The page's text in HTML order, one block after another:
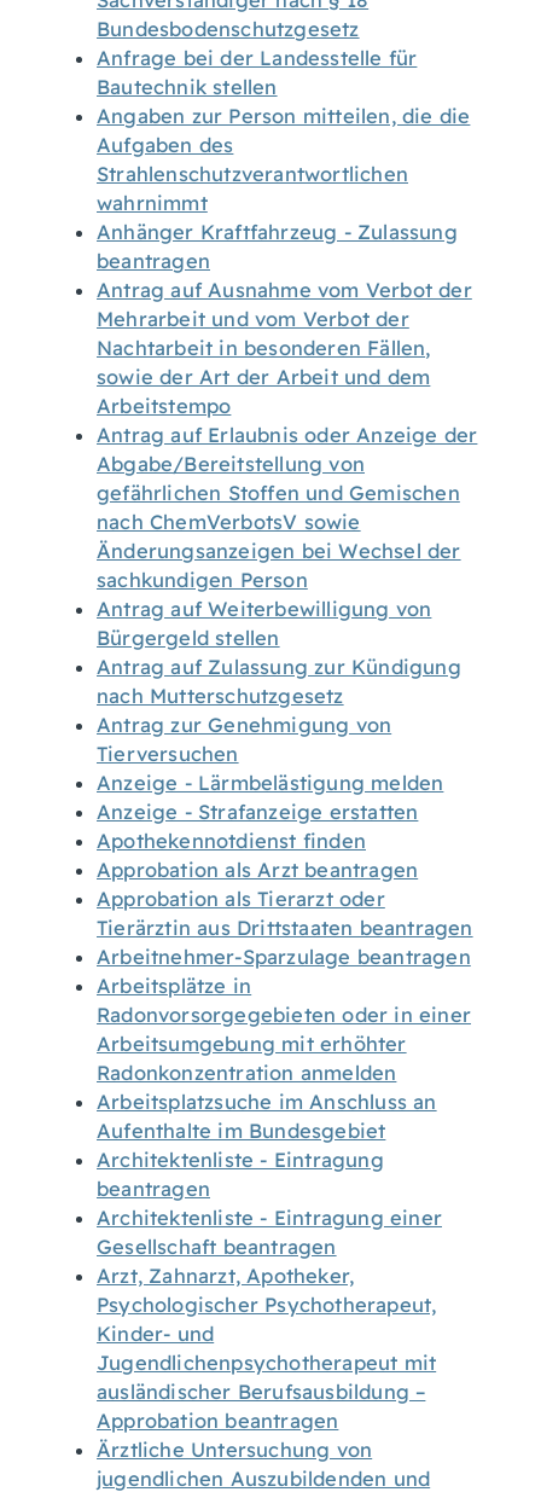
Bundesbodenschutzgesetz
Anfrage bei der Landesstelle für
Bautechnik stellen
Angaben zur Person mitteilen, die die
Aufgaben des
Strahlenschutzverantwortlichen
wahrnimmt
Anhänger Kraftfahrzeug - Zulassung
beantragen
Antrag auf Ausnahme vom Verbot der
Mehrarbeit und vom Verbot der
Nachtarbeit in besonderen Fällen,
sowie der Art der Arbeit und dem
Arbeitstempo
Antrag auf Erlaubnis oder Anzeige der
Abgabe/Bereitstellung von
gefährlichen Stoffen und Gemischen
nach ChemVerbotsV sowie
Änderungsanzeigen bei Wechsel der
sachkundigen Person
Antrag auf Weiterbewilligung von
Bürgergeld stellen
Antrag auf Zulassung zur Kündigung
nach Mutterschutzgesetz
Antrag zur Genehmigung von
Tierversuchen
Anzeige - Lärmbelästigung melden
Anzeige - Strafanzeige erstatten
Apothekennotdienst finden
Approbation als Arzt beantragen
Approbation als Tierarzt oder
Tierärztin aus Drittstaaten beantragen
Arbeitnehmer-Sparzulage beantragen
Arbeitsplätze in
Radonvorsorgegebieten oder in einer
Arbeitsumgebung mit erhöhter
Radonkonzentration anmelden
Arbeitsplatzsuche im Anschluss an
Aufenthalte im Bundesgebiet
Architektenliste - Eintragung
beantragen
Architektenliste - Eintragung einer
Gesellschaft beantragen
Arzt, Zahnarzt, Apotheker,
Psychologischer Psychotherapeut,
Kinder- und
Jugendlichenpsychotherapeut mit
ausländischer Berufsausbildung –
Approbation beantragen
Ärztliche Untersuchung von
jugendlichen Auszubildenden und